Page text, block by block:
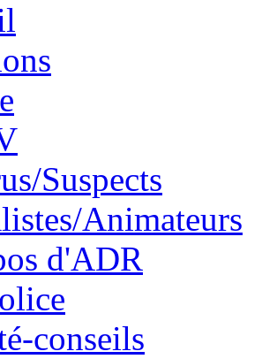
Suspects
Animateurs
d'ADR
conseils